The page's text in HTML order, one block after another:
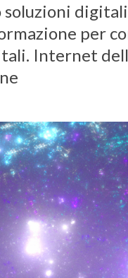
soluzioni
per
Internet